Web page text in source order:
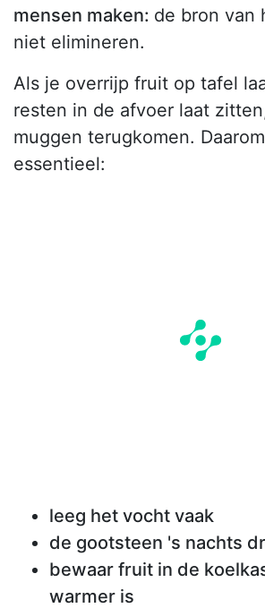
mensen maken: de bron van
niet elimineren.
Als je overrijp fruit op tafel
resten in de afvoer laat
muggen terugkomen.
essentieel:
leeg het vocht vaak
de gootsteen 's nachts
bewaar fruit in de
warmer is